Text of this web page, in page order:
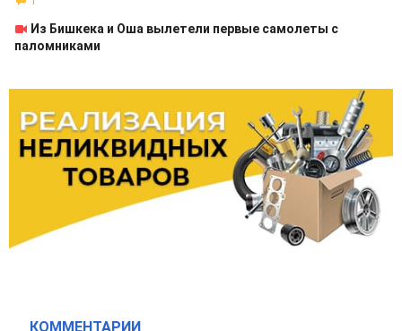
Из Бишкека и Оша вылетели первые самолеты с
паломниками
КОММЕНТАРИИ